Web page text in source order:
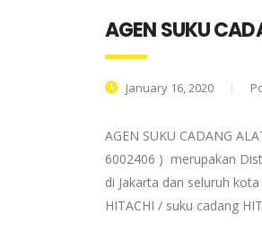
AGEN SUKU
January 16, 2020
AGEN SUKU CADANG
6002406 ) merupakan
di Jakarta dan seluruh
HITACHI / suku cadang